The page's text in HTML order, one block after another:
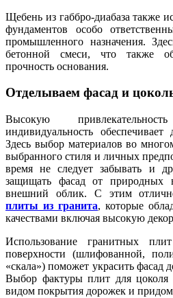
Щебень из габбро-диабаза также
фундаментов особо
промышленного назначения.
бетонной смеси, что также
прочность основания.
Отделываем фасад и
Высокую
индивидуальность
Здесь выбор материалов во
выбранного стиля и личных
время не следует забывать и
защищать фасад от природных
внешний облик. С этим
плиты из гранита, которые
качествами включая высокую
Использование гранитных
поверхности (шлифованной,
«скала») поможет украсить фасад
Выбор фактуры плит для цоколя
видом покрытия дорожек и